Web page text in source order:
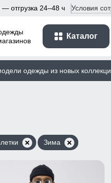
отгрузка 24–48 ч Условия
Каталог
одежды из новых
Зима